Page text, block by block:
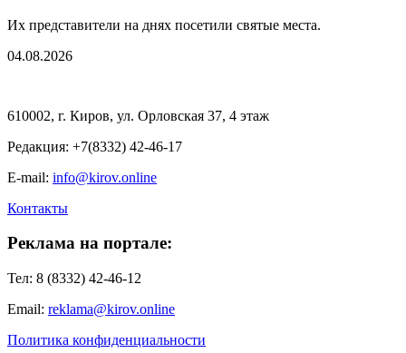
Их представители на днях посетили святые места.
04.08.2026
610002, г. Киров, ул. Орловская 37, 4 этаж
Редакция: +7(8332) 42-46-17
E-mail: info@kirov.online
Контакты
Реклама на портале:
Тел: 8 (8332) 42-46-12
Email: reklama@kirov.online
Политика конфиденциальности